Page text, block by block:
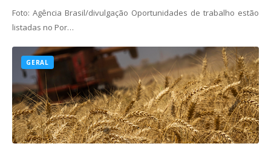
Foto: Agência Brasil/divulgação Oportunidades de trabalho estão
listadas no Por…
GERAL